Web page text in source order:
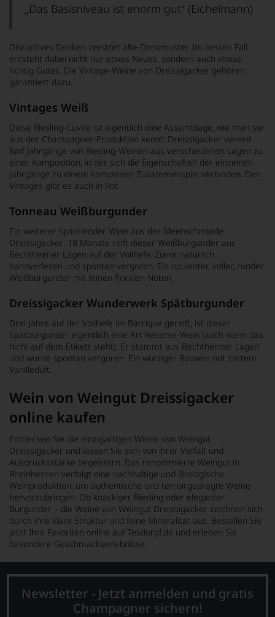
„Das Basisniveau ist enorm gut“ (Eichelmann)
Disruptives Denken zerstört alte Denkmuster. Im besten Fall
entsteht dabei nicht nur etwas Neues, sondern auch etwas
richtig Gutes. Die Vintage-Weine von Dreissigacker gehören
garantiert dazu.
Vintages Weiß
Diese Riesling-Cuvée ist eigentlich eine Assemblage, wie man sie
aus der Champagner-Produktion kennt: Dreissigacker vereint
fünf Jahrgänge von Riesling-Weinen aus verschiedenen Lagen zu
einer Komposition, in der sich die Eigenschaften der einzelnen
Jahrgänge zu einem komplexen Zusammenspiel verbinden. Den
Vintages gibt es auch in Rot.
Tonneau Weißburgunder
Ein weiterer spannender Wein aus der Ideenschmiede
Dreissigacker: 18 Monate reift dieser Weißburgunder aus
Bechtheimer Lagen auf der Vollhefe. Zuvor natürlich
handverlesen und spontan vergoren. Ein opulenter, voller, runder
Weißburgunder mit feinen floralen Noten.
Dreissigacker Wunderwerk Spätburgunder
Drei Jahre auf der Vollhefe im Barrique gereift, ist dieser
Spätburgunder eigentlich eine Art Reserve-Wein (auch wenn das
nicht auf dem Etikett steht). Er stammt aus Bechtheimer Lagen
und wurde spontan vergoren. Ein würziger Rotwein mit zartem
Vanilleduft.
Wein von Weingut Dreissigacker
online kaufen
Entdecken Sie die einzigartigen Weine von Weingut
Dreissigacker und lassen Sie sich von ihrer Vielfalt und
Ausdrucksstärke begeistern. Das renommierte Weingut in
Rheinhessen verfolgt eine nachhaltige und ökologische
Weinproduktion, um authentische und terroirgeprägte Weine
hervorzubringen. Ob knackiger Riesling oder eleganter
Burgunder – die Weine von Weingut Dreissigacker zeichnen sich
durch ihre klare Struktur und feine Mineralität aus. Bestellen Sie
jetzt Ihre Favoriten online auf Tesdorpf.de und erleben Sie
besondere Geschmackserlebnisse.
Newsletter - Jetzt anmelden und gratis
Champagner sichern!